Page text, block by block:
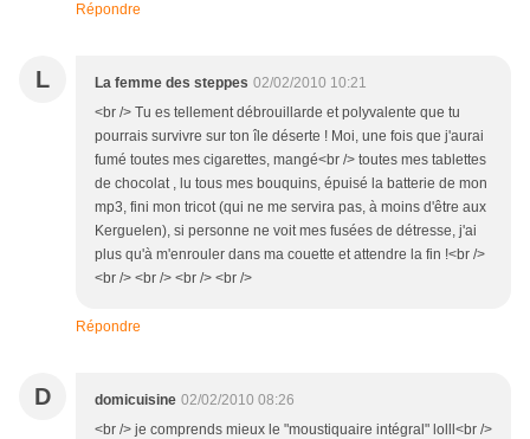
Répondre
L La femme des steppes 02/02/2010 10:21
<br /> Tu es tellement débrouillarde et polyvalente que tu
pourrais survivre sur ton île déserte ! Moi, une fois que j'aurai
fumé toutes mes cigarettes, mangé<br /> toutes mes tablettes
de chocolat , lu tous mes bouquins, épuisé la batterie de mon
mp3, fini mon tricot (qui ne me servira pas, à moins d'être aux
Kerguelen), si personne ne voit mes fusées de détresse, j'ai
plus qu'à m'enrouler dans ma couette et attendre la fin !<br />
<br /> <br /> <br /> <br />
Répondre
D domicuisine 02/02/2010 08:26
<br /> je comprends mieux le "moustiquaire intégral" lolll<br />